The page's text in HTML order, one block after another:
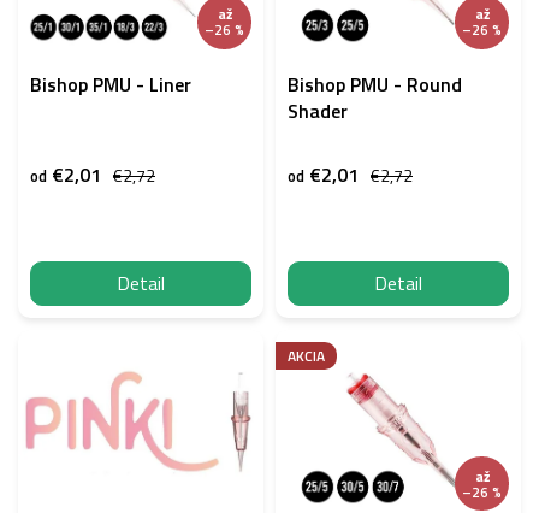
až
–26 %
Bishop PMU - Liner
€2,72
od €2,01
Detail
až
–26 %
Bishop PMU - Round
Shader
€2,72
od €2,01
Detail
AKCIA
až
–26 %